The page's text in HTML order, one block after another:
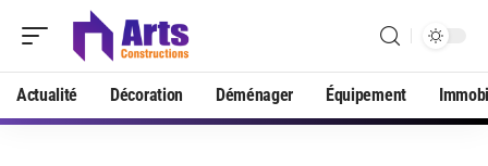
Actualité Décoration Déménager Équipement